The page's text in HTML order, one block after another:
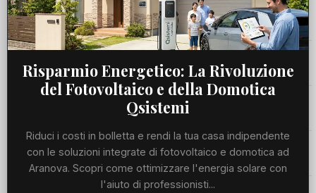
Cronaca
Viabilità
Meteo
Risparmio Energetico: La Rivoluzione
del Fotovoltaico e della Domotica
Qsistemi
Riduci i costi in bolletta e rendi la tua casa indipendente
con le soluzioni integrate di fotovoltaico e domotica ad
Aranova. Scopri come ottimizzare l'energia solare con
l'aiuto di professionisti...